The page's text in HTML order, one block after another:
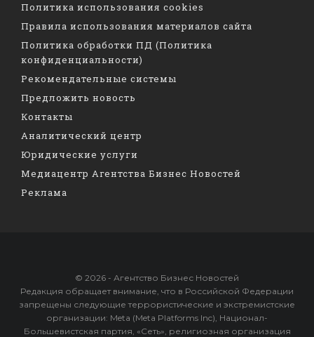
Политика использования cookies
Правила использования материалов сайта
Политика обработки ПД (Политика
конфиденциальности)
Рекомендательные системы
Предложить новость
Контакты
Аналитический центр
Юридические услуги
Медиацентр Агентства Бизнес Новостей
Реклама
© 2026 - Агентство Бизнес Новостей
Редакция обращает внимание, что в Российской Федерации
запрещены следующие террористические и экстремистские
организации: Meta (Meta Platforms Inc), Национал-
Большевистская партия, «Сеть», религиозная организация